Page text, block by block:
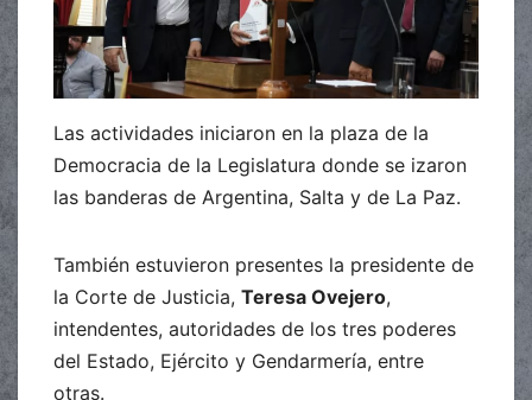
Las actividades iniciaron en la plaza de la
Democracia de la Legislatura donde se izaron
las banderas de Argentina, Salta y de La Paz.
También estuvieron presentes la presidente de
la Corte de Justicia, Teresa Ovejero,
intendentes, autoridades de los tres poderes
del Estado, Ejército y Gendarmería, entre
otras.